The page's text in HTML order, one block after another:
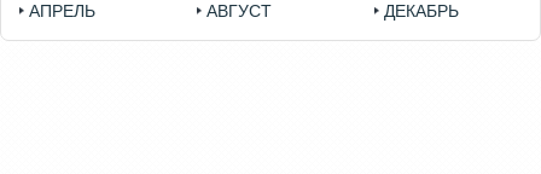
АПРЕЛЬ
АВГУСТ
ДЕКАБРЬ